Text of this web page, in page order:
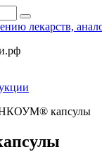
лекарств,
капсулы